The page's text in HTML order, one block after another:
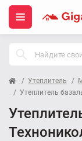
Утеплитель
Утеплитель